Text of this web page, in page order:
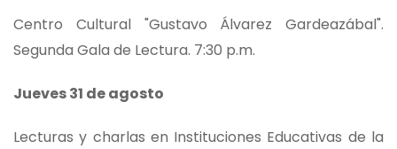
Centro Cultural "Gustavo Álvarez Gardeazábal".
Segunda Gala de Lectura. 7:30 p.m.
Jueves 31 de agosto
Lecturas y charlas en Instituciones Educativas de la